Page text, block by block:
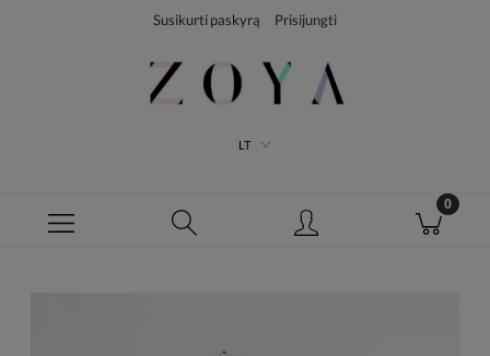
Susikurti paskyrą Prisijungti
LT